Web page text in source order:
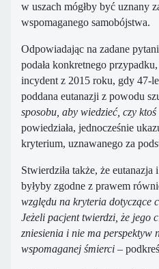
w uszach mógłby być uznany
wspomaganego samobójstwa.
Odpowiadając na zadane
podała konkretnego
incydent z 2015 roku, gdy 47-
poddana eutanazji z powodu
sposobu, aby wiedzieć, czy
powiedziała, jednocześnie
kryterium, uznawanego za
Stwierdziła także, że
byłyby zgodne z prawem
względu na kryteria dotyczące
Jeżeli pacjent twierdzi, że jego
zniesienia i nie ma perspektyw
wspomaganej śmierci –